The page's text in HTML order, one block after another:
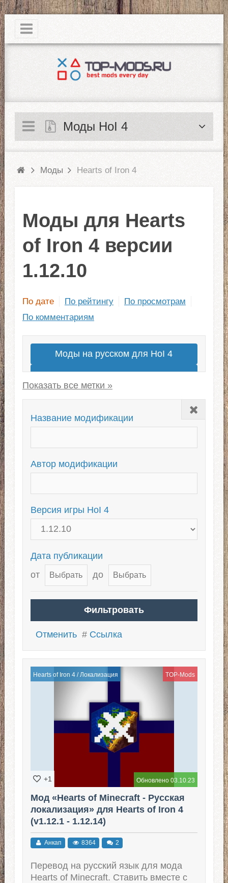
|
Моды HoI 4
Моды Hearts of Iron 4
Моды для Hearts
of Iron 4 версии
1.12.10
По дате По рейтингу
По просмотрам
По комментариям
Моды на русском для HoI 4
Моды на современность
Сабмоды для OWB
The Road to 56
Закрыть
Название модификации
Автор модификации
Версия игры HoI 4
Дата публикации
от
до
Отменить # Ссылка
Hearts of Iron 4/ Локализация TOP-Mods
Обновлено 03.10.23
+1
Мод «Hearts of Minecraft - Русская
локализация» для Hearts of Iron 4
(v1.12.1 - 1.12.14)
Анкап 8364 2
Перевод на русский язык для мода
Hearts of Minecraft. Ставить вместе с